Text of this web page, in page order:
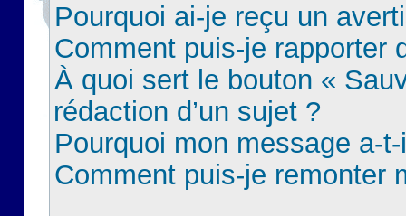
Pourquoi ai-je reçu un
Comment puis-je rapporter
À quoi sert le bouton «
rédaction d’un sujet ?
Pourquoi mon message a-
Comment puis-je remonter